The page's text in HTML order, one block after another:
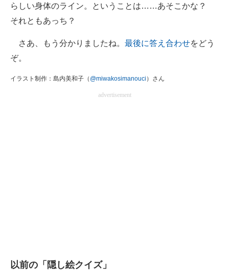
らしい身体のライン。ということは……あそこかな？
それともあっち？
さあ、もう分かりましたね。 最後に答え合わせをどう
ぞ。
イラスト制作：島内美和子（ @miwakosimanouci ）さん
advertisement
以前の「隠し絵クイズ」